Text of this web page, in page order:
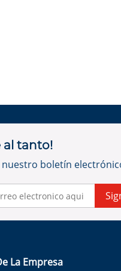
al tanto!
nuestro boletín
La Empresa